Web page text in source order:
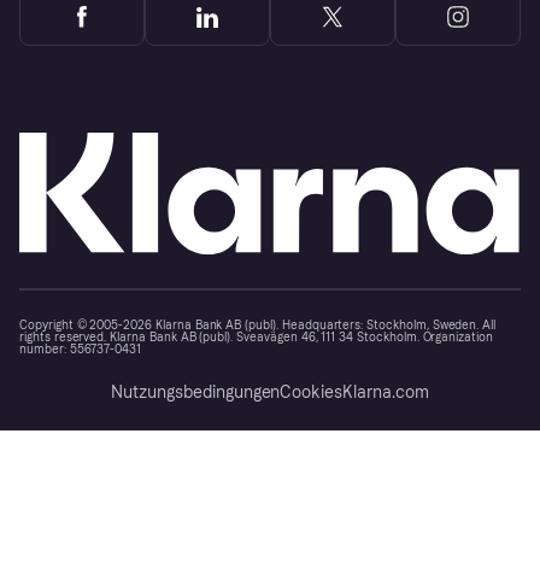
Copyright © 2005-2026 Klarna Bank AB (publ). Headquarters: Stockholm, Sweden. All
rights reserved. Klarna Bank AB (publ). Sveavägen 46, 111 34 Stockholm. Organization
number: 556737-0431
NutzungsbedingungenCookiesKlarna.com